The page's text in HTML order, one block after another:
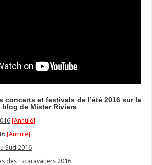
concerts et festivals de l’été 2016 sur la
blog de Mister Riviera
[Annulé]
[Annulé]
Sud 2016
des Escaravatiers 2016